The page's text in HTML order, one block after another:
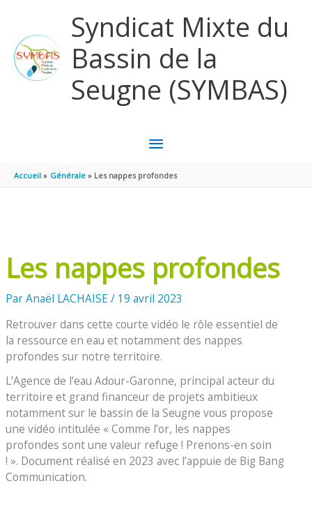
Syndicat Mixte du
Bassin de la
Seugne (SYMBAS)
MENU
PRINCIPAL
Accueil Générale Les nappes profondes
Les nappes profondes
ParAnaël LACHAISE/ 19 avril 2023
Retrouver dans cette courte vidéo le rôle essentiel de
la ressource en eau et notamment des nappes
profondes sur notre territoire.
L’Agence de l’eau Adour-Garonne, principal acteur du
territoire et grand financeur de projets ambitieux
notamment sur le bassin de la Seugne vous propose
une vidéo intitulée « Comme l’or, les nappes
profondes sont une valeur refuge ! Prenons-en soin
! ». Document réalisé en 2023 avec l’appuie de Big Bang
Communication.